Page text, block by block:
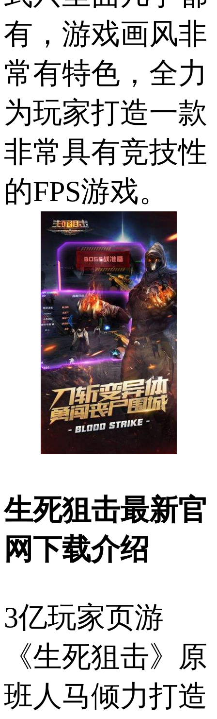
有，游戏画风非
常有特色，全力
为玩家打造一款
非常具有竞技性
的FPS游戏。
生死狙击最新官
网下载介绍
3亿玩家页游
《生死狙击》原
班人马倾力打造